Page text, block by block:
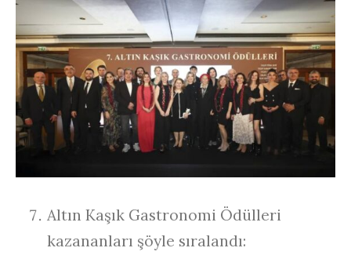
Altın Kaşık Gastronomi Ödülleri
kazananları şöyle sıralandı: